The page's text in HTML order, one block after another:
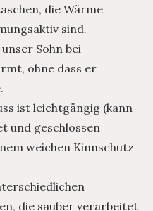
die Wärme
sind.
Sohn bei
ohne dass er
ist leichtgängig (kann
und geschlossen
weichen Kinnschutz
die sauber verarbeitet